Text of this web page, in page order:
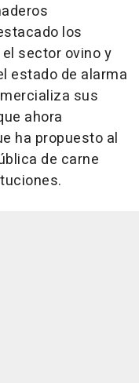
los
sector ovino y
estado de alarma
sus
ahora
ha propuesto al
de carne